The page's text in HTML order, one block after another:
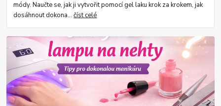
módy. Naučte se, jak ji vytvořit pomocí gel laku krok za krokem, jak
dosáhnout dokona...číst celé